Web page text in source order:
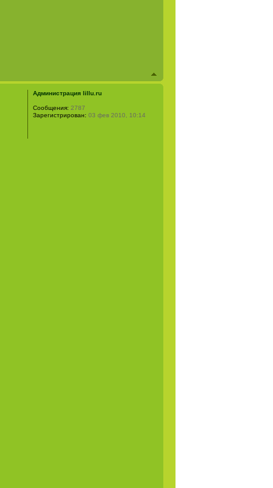
Администрация lillu.ru
Сообщения: 2787
Зарегистрирован: 03 фев 2010, 10:14